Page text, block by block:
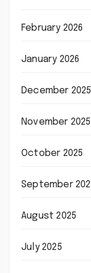
February 2026
January 2026
December 2025
November 2025
October 2025
September
August 2025
July 2025